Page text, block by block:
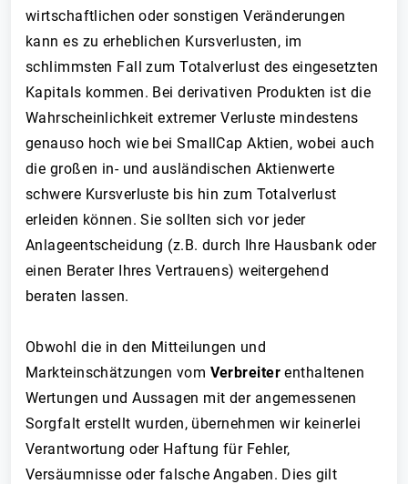
wirtschaftlichen oder sonstigen Veränderungen
kann es zu erheblichen Kursverlusten, im
schlimmsten Fall zum Totalverlust des eingesetzten
Kapitals kommen. Bei derivativen Produkten ist die
Wahrscheinlichkeit extremer Verluste mindestens
genauso hoch wie bei SmallCap Aktien, wobei auch
die großen in- und ausländischen Aktienwerte
schwere Kursverluste bis hin zum Totalverlust
erleiden können. Sie sollten sich vor jeder
Anlageentscheidung (z.B. durch Ihre Hausbank oder
einen Berater Ihres Vertrauens) weitergehend
beraten lassen.
Obwohl die in den Mitteilungen und
Markteinschätzungen vom Verbreiterenthaltenen
Wertungen und Aussagen mit der angemessenen
Sorgfalt erstellt wurden, übernehmen wir keinerlei
Verantwortung oder Haftung für Fehler,
Versäumnisse oder falsche Angaben. Dies gilt